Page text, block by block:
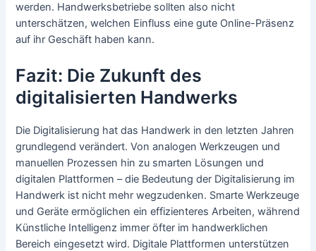
werden. Handwerksbetriebe sollten also nicht
unterschätzen, welchen Einfluss eine gute Online-Präsenz
auf ihr Geschäft haben kann.
Fazit: Die Zukunft des
digitalisierten Handwerks
Die Digitalisierung hat das Handwerk in den letzten Jahren
grundlegend verändert. Von analogen Werkzeugen und
manuellen Prozessen hin zu smarten Lösungen und
digitalen Plattformen – die Bedeutung der Digitalisierung im
Handwerk ist nicht mehr wegzudenken. Smarte Werkzeuge
und Geräte ermöglichen ein effizienteres Arbeiten, während
Künstliche Intelligenz immer öfter im handwerklichen
Bereich eingesetzt wird. Digitale Plattformen unterstützen